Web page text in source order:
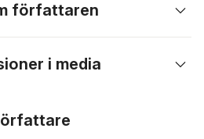
författaren
i media